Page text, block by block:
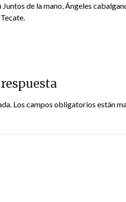
de la mano, Ángeles
Los campos obligatorios están